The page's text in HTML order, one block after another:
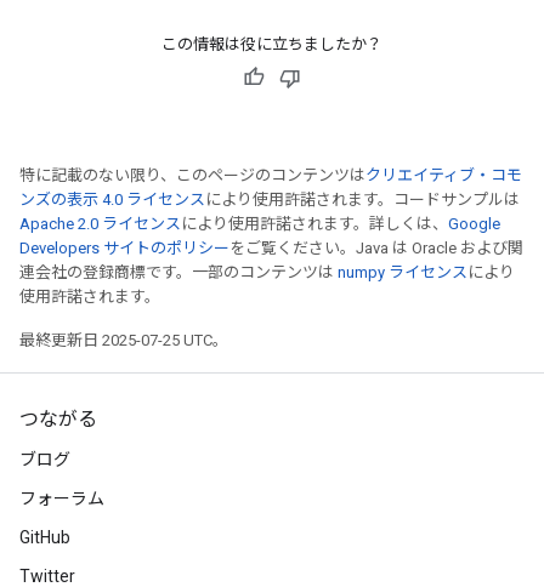
この情報は役に立ちましたか？
特に記載のない限り、このページのコンテンツはクリエイティブ・コモ
ンズの表示 4.0 ライセンス により使用許諾されます。コードサンプルは
Apache 2.0 ライセンス により使用許諾されます。詳しくは、 Google
Developers サイトのポリシー をご覧ください。Java は Oracle および関
連会社の登録商標です。一部のコンテンツは numpy ライセンス により
使用許諾されます。
最終更新日 2025-07-25 UTC。
つながる
ブログ
フォーラム
GitHub
Twitter